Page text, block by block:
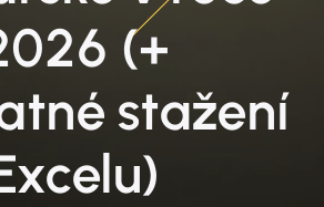
(+
stažení